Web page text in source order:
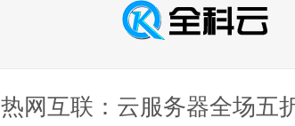
热网互联：云服务器全场五